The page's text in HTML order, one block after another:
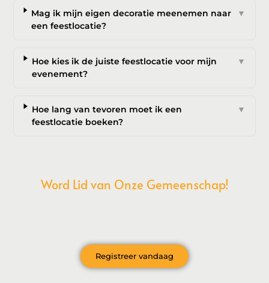
Mag ik mijn eigen decoratie meenemen naar
een feestlocatie?
▼
Hoe kies ik de juiste feestlocatie voor mijn
evenement?
▼
Hoe lang van tevoren moet ik een
feestlocatie boeken?
▼
Word Lid van Onze Gemeenschap!
Registreer vandaag